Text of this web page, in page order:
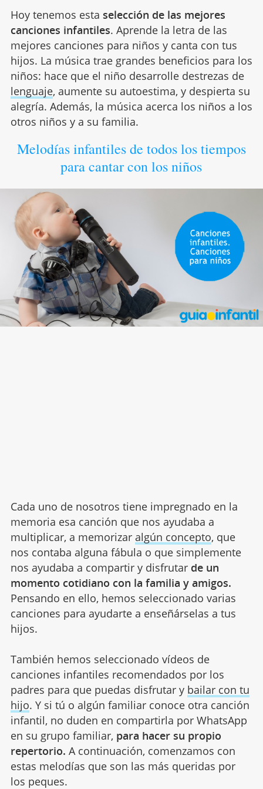
Hoy tenemos esta selección de las mejores
canciones infantiles. Aprende la letra de las
mejores canciones para niños y canta con tus
hijos. La música trae grandes beneficios para los
niños: hace que el niño desarrolle destrezas de
lenguaje, aumente su autoestima, y despierta su
alegría. Además, la música acerca los niños a los
otros niños y a su familia.
Melodías infantiles de todos los tiempos
para cantar con los niños
Cada uno de nosotros tiene impregnado en la
memoria esa canción que nos ayudaba a
multiplicar, a memorizar algún concepto, que
nos contaba alguna fábula o que simplemente
nos ayudaba a compartir y disfrutar de un
momento cotidiano con la familia y amigos.
Pensando en ello, hemos seleccionado varias
canciones para ayudarte a enseñárselas a tus
hijos.
También hemos seleccionado vídeos de
canciones infantiles recomendados por los
padres para que puedas disfrutar y bailar con tu
hijo. Y si tú o algún familiar conoce otra canción
infantil, no duden en compartirla por WhatsApp
en su grupo familiar, para hacer su propio
repertorio. A continuación, comenzamos con
estas melodías que son las más queridas por
los peques.